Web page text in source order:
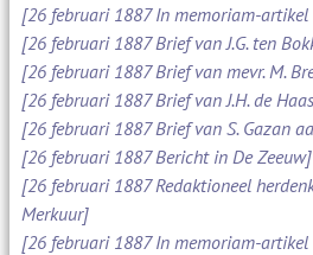
[26 februari 1887 In memoriam-
[26 februari 1887 Brief van J.G. ten
[26 februari 1887 Brief van mevr. M.
[26 februari 1887 Brief van J.H. de
[26 februari 1887 Brief van S. Gazan
[26 februari 1887 Bericht in De Zeeuw]
[26 februari 1887 Redaktioneel
Merkuur]
[26 februari 1887 In memoriam-artikel